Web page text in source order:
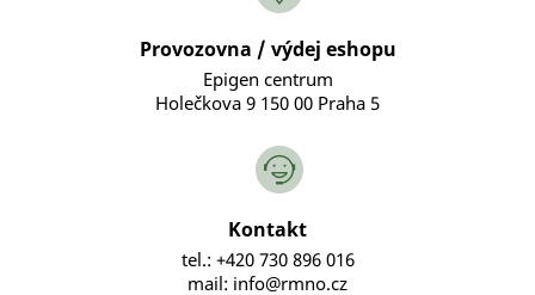
Provozovna / výdej eshopu
Epigen centrum
Holečkova 9 150 00 Praha 5
Kontakt
tel.: +420 730 896 016
mail: info@rmno.cz